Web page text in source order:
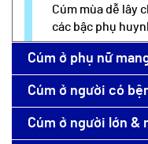
Cúm mùa dễ lây
các bậc phụ
Cúm ở phụ nữ
Cúm ở người có
Cúm ở người lớn &